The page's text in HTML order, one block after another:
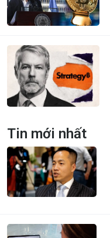
Tin mới nhất